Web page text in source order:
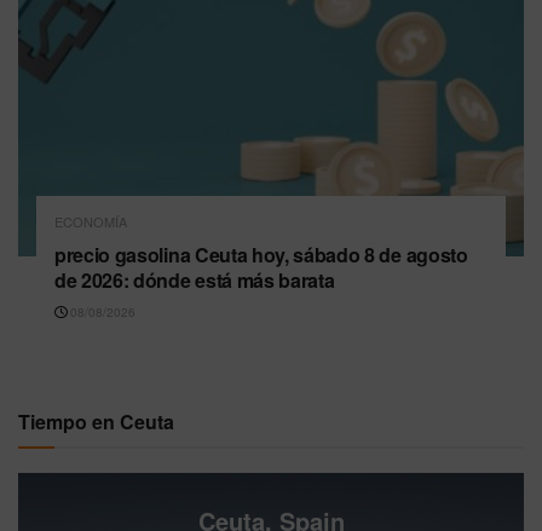
ECONOMÍA
precio gasolina Ceuta hoy, sábado 8 de agosto
de 2026: dónde está más barata
08/08/2026
Tiempo en Ceuta
Ceuta, Spain